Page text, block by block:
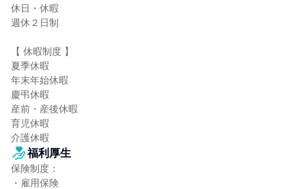
休日・休暇
週休２日制
【 休暇制度 】
夏季休暇
年末年始休暇
慶弔休暇
産前・産後休暇
育児休暇
介護休暇
福利厚生
保険制度：
・雇用保険